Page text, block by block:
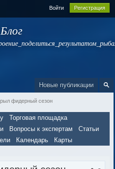
Войти Регистрация
Новые публикации
фидерный сезон
Торговая площадка
Вопросы к экспертам
Статьи
Календарь Карты